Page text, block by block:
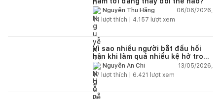
Nguyễn Thu Hằng
06/06/2026,
14 lượt thích | 4.157 lượt xem
Vì sao nhiều người bắt đầu hối
hận khi làm quá nhiều kệ hở trong
bếp?Nguyễn An Chi
13/05/2026,
17 lượt thích | 6.421 lượt xem